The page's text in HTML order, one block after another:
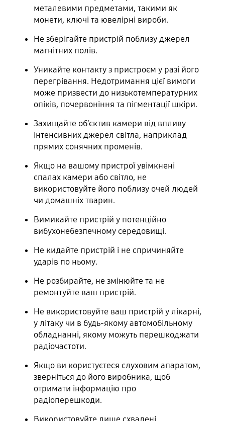
металевими предметами, такими як
монети, ключі та ювелірні вироби.
Не зберігайте пристрій поблизу джерел
магнітних полів.
Уникайте контакту з пристроєм у разі його
перегрівання. Недотримання цієї вимоги
може призвести до низькотемпературних
опіків, почервоніння та пігментації шкіри.
Захищайте об’єктив камери від впливу
інтенсивних джерел світла, наприклад
прямих сонячних променів.
Якщо на вашому пристрої увімкнені
спалах камери або світло, не
використовуйте його поблизу очей людей
чи домашніх тварин.
Вимикайте пристрій у потенційно
вибухонебезпечному середовищі.
Не кидайте пристрій і не спричиняйте
ударів по ньому.
Не розбирайте, не змінюйте та не
ремонтуйте ваш пристрій.
Не використовуйте ваш пристрій у лікарні,
у літаку чи в будь-якому автомобільному
обладнанні, якому можуть перешкоджати
радіочастоти.
Якщо ви користуєтеся слуховим апаратом,
зверніться до його виробника, щоб
отримати інформацію про
радіоперешкоди.